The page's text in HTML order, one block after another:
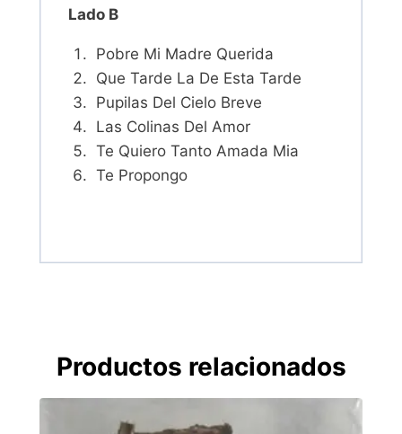
Lado B
Pobre Mi Madre Querida
Que Tarde La De Esta Tarde
Pupilas Del Cielo Breve
Las Colinas Del Amor
Te Quiero Tanto Amada Mia
Te Propongo
Productos relacionados